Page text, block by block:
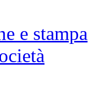
e stampa